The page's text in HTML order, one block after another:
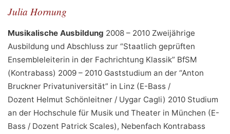
Julia Hornung
Musikalische Ausbildung 2008 – 2010 Zweijährige
Ausbildung und Abschluss zur “Staatlich geprüften
Ensembleleiterin in der Fachrichtung Klassik” BfSM
(Kontrabass) 2009 – 2010 Gaststudium an der “Anton
Bruckner Privatuniversität” in Linz (E-Bass /
Dozent Helmut Schönleitner / Uygar Cagli) 2010 Studium
an der Hochschule für Musik und Theater in München (E-
Bass / Dozent Patrick Scales), Nebenfach Kontrabass